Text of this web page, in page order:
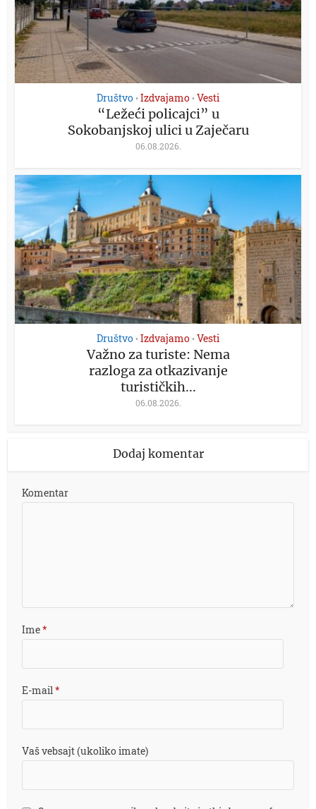
Društvo • Izdvajamo • Vesti
“Ležeći policajci” u
Sokobanjskoj ulici u Zaječaru
06.08.2026.
Društvo • Izdvajamo • Vesti
Važno za turiste: Nema
razloga za otkazivanje
turističkih...
06.08.2026.
Dodaj komentar
Komentar
Ime*
E-mail*
Vaš vebsajt (ukoliko imate)